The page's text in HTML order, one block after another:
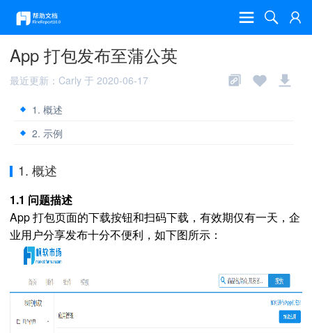
App 打包发布至蒲公英
最近更新：Carly 于 2020-06-17
1. 概述
2. 示例
1. 概述
1.1 问题描述
App 打包页面的下载按钮和扫码下载，有效期仅有一天，企
业用户分享发布十分不便利，如下图所示：